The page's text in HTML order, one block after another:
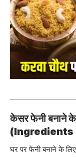
केसर फेनी बनाने
(Ingredients
घर पर फेनी बनाने के लिए